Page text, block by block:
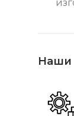
Наши